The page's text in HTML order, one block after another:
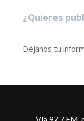
¿Quieres
Déjanos tu